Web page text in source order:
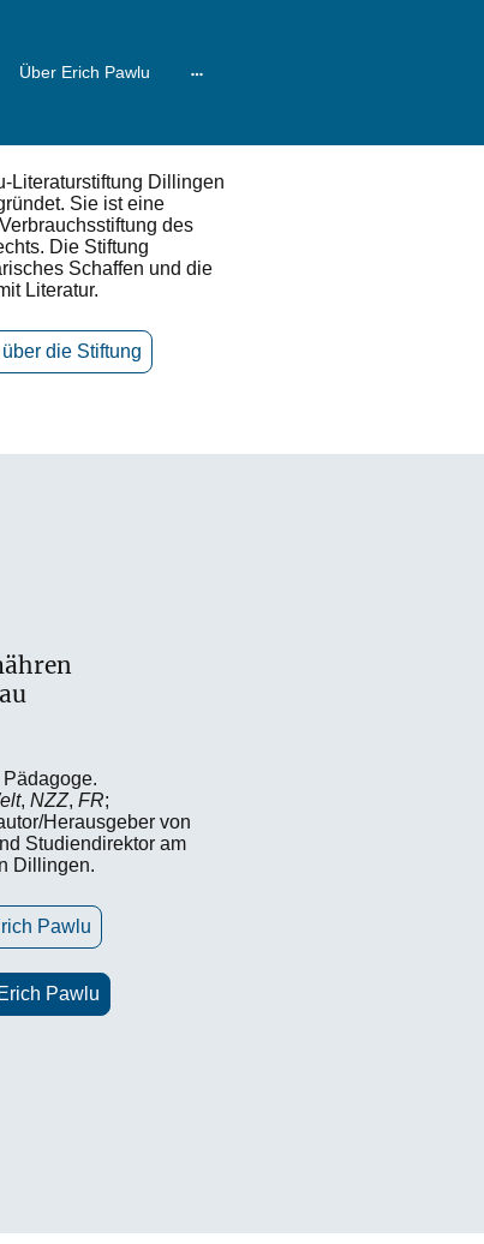
Über Erich Pawlu
Dillingen
Sie ist eine
des
Die Stiftung
Schaffen und die
Literatur.
die Stiftung
, NZZ, FR;
Herausgeber von
Studiendirektor am
Dillingen.
Pawlu
Pawlu